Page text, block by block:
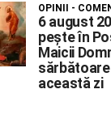
OPINII -
6 august
pește în
Maicii
această zi